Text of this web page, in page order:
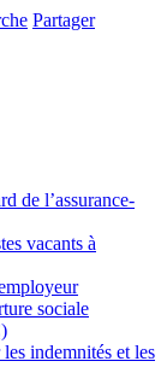
Partager
de l’assurance-
vacants à
sociale
indemnités et les